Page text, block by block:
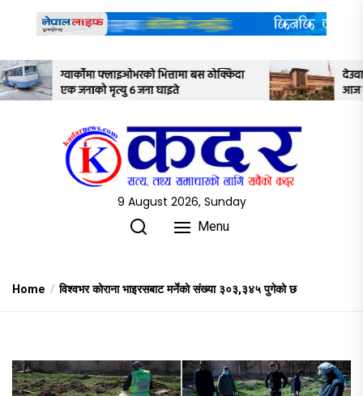
content भित्तामा बस ठोक्किदा
६ जना घाइते
देउवा पक्षयले दिएकोे
आज सर्वोच्च अदालतका तीन
अध्ययन गर्ने
9 August 2026, Sunday
Menu
Home विश्वभर कोराना भाइरसबाट मर्नेको संख्या ३०३,३४५ पुगेको छ